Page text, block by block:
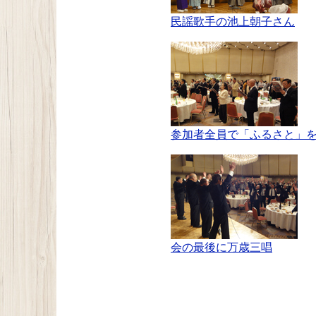
民謡歌手の池上朝子さん
参加者全員で「ふるさと」
会の最後に万歳三唱